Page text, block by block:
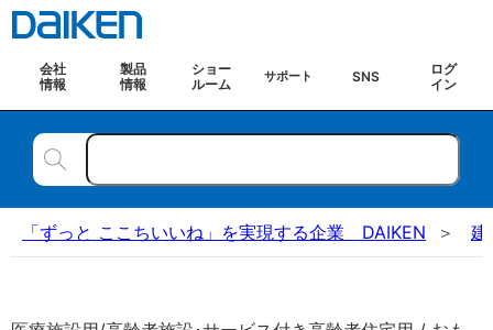
会社
情報
製品
情報
ショー
ルーム
サポート SNS
ログ
イン
「ずっと ここちいいね」を実現する企業 DAIKEN 建